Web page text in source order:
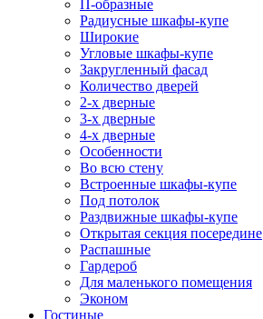
П-образные
Радиусные шкафы-купе
Широкие
Угловые шкафы-купе
Закругленный фасад
Количество дверей
2-х дверные
3-х дверные
4-х дверные
Особенности
Во всю стену
Встроенные шкафы-купе
Под потолок
Раздвижные шкафы-купе
Открытая секция посередине
Распашные
Гардероб
Для маленького помещения
Эконом
Гостиные